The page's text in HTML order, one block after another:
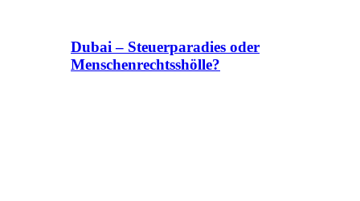
Dubai – Steuerparadies oder
Menschenrechtsshölle?